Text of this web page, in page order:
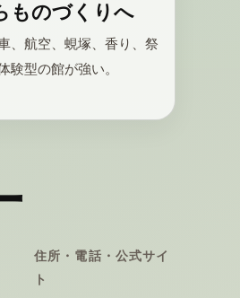
ものづくりへ
、航空、蜆塚、香り、祭
験型の館が強い。
住所・電話・公式サイ
ト